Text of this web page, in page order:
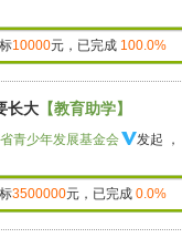
10000元，已完成 100.0%
长大 【教育助学】
青少年发展基金会 发起 ，
3500000元，已完成 0.0%